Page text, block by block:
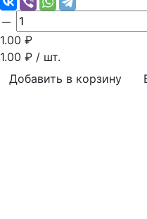
1.00 ₽
1.00 ₽ / шт.
Добавить в корзину